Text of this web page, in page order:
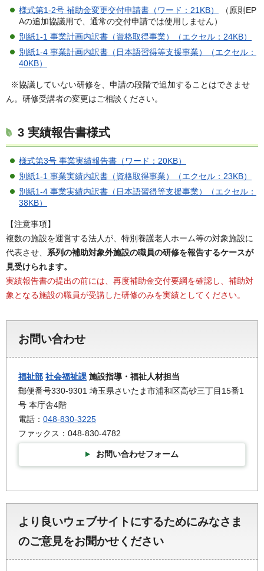
様式第1-2号 補助金変更交付申請書（ワード：21KB）
（原則EP
Aの追加協議用で、通常の交付申請では使用しません）
別紙1-1 事業計画内訳書（資格取得事業）（エクセル：24KB）
別紙1-4 事業計画内訳書（日本語習得等支援事業）（エクセル：
40KB）
※協議していない研修を、申請の段階で追加することはできませ
ん。研修受講者の変更はご相談ください。
3 実績報告書様式
様式第3号 事業実績報告書（ワード：20KB）
別紙1-1 事業実績内訳書（資格取得事業）（エクセル：23KB）
別紙1-4 事業実績内訳書（日本語習得等支援事業）（エクセル：
38KB）
【注意事項】
複数の施設を運営する法人が、特別養護老人ホーム等の対象施設に
代表させ、 系列の補助対象外施設の職員の研修を報告するケースが
見受けられます。
実績報告書の提出の前には、再度補助金交付要綱を確認し、補助対
象となる施設の職員が受講した研修のみを実績としてください。
お問い合わせ
福祉部 社会福祉課 施設指導・福祉人材担当
郵便番号330-9301 埼玉県さいたま市浦和区高砂三丁目15番1
号 本庁舎4階
電話： 048-830-3225
ファックス：048-830-4782
お問い合わせフォーム
より良いウェブサイトにするためにみなさま
のご意見をお聞かせください